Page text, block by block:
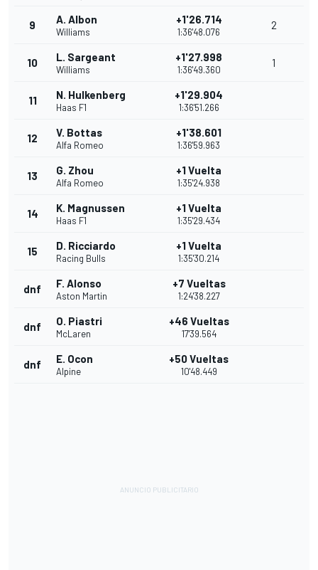
9 A. Albon
Williams
+1'26.714
1:36'48.076
2
10 L. Sargeant
Williams
+1'27.998
1:36'49.360
1
11 N. Hulkenberg
Haas F1
+1'29.904
1:36'51.266
12 V. Bottas
Alfa Romeo
+1'38.601
1:36'59.963
13 G. Zhou
Alfa Romeo
+1 Vuelta
1:35'24.938
14 K. Magnussen
Haas F1
+1 Vuelta
1:35'29.434
15 D. Ricciardo
Racing Bulls
+1 Vuelta
1:35'30.214
dnf F. Alonso
Aston Martin
+7 Vueltas
1:24'38.227
dnf O. Piastri
McLaren
+46 Vueltas
17'39.564
dnf E. Ocon
Alpine
+50 Vueltas
10'48.449